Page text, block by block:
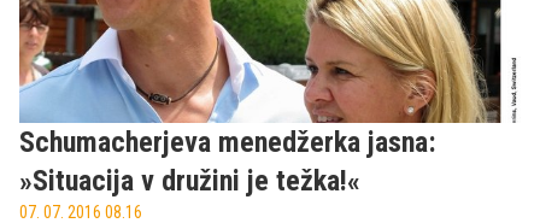
Schumacherjeva menedžerka jasna:
»Situacija v družini je težka!«
07. 07. 2016 08.16